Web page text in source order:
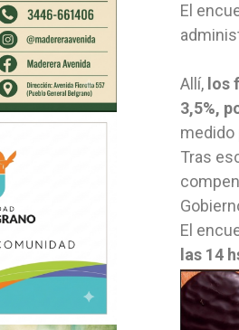
El
Allí, los
3,5%,
medido
Tras
El
las 14